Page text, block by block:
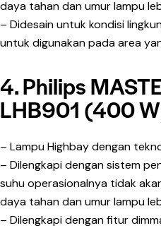
daya tahan dan umur lampu
– Didesain untuk kondisi
untuk digunakan pada area
4. Philips
LHB901 (400
– Lampu Highbay dengan
– Dilengkapi dengan sistem
suhu operasionalnya tidak
daya tahan dan umur lampu
– Dilengkapi dengan fitur